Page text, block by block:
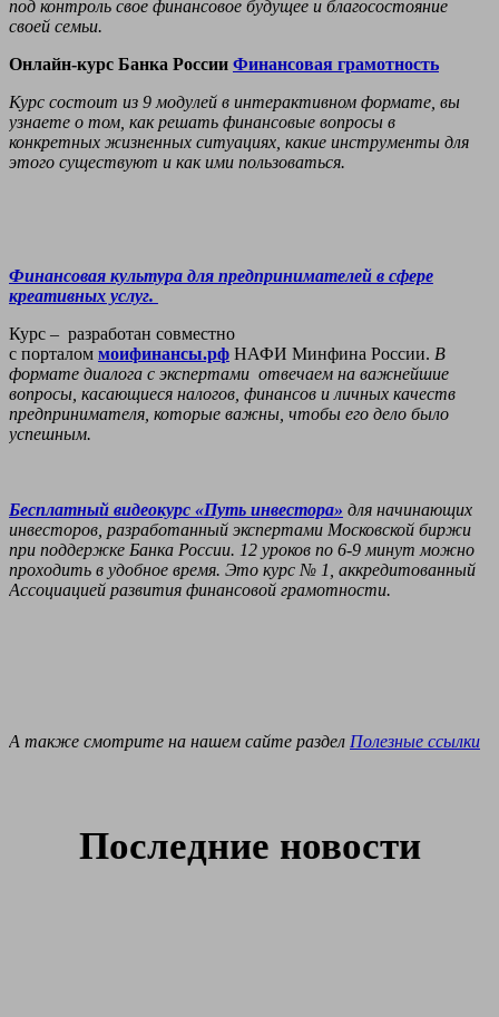
под контроль свое финансовое будущее и благосостояние
своей семьи.
Онлайн-курс Банка России Финансовая грамотность
Курс состоит из 9 модулей в интерактивном формате, вы
узнаете о том, как решать финансовые вопросы в
конкретных жизненных ситуациях, какие инструменты для
этого существуют и как ими пользоваться.
Финансовая культура для предпринимателей в сфере
креативных услуг.
Курс – разработан совместно
с порталом моифинансы.рф НАФИ Минфина России. В
формате диалога с экспертами отвечаем на важнейшие
вопросы, касающиеся налогов, финансов и личных качеств
предпринимателя, которые важны, чтобы его дело было
успешным.
Бесплатный видеокурс «Путь инвестора» для начинающих
инвесторов, разработанный экспертами Московской биржи
при поддержке Банка России. 12 уроков по 6-9 минут можно
проходить в удобное время. Это курс № 1, аккредитованный
Ассоциацией развития финансовой грамотности.
А также смотрите на нашем сайте раздел Полезные ссылки
Последние новости